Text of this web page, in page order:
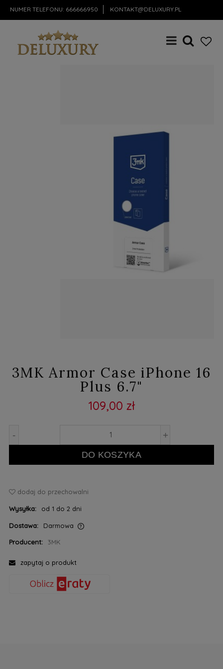
NUMER TELEFONU: 666666950 KONTAKT@DELUXURY.PL
3MK Armor Case iPhone 16
Plus 6.7"
109,00 zł
- +
DO KOSZYKA
dodaj do przechowalni
Wysyłka: od 1 do 2 dni
Dostawa:
Darmowa
Producent:
3MK
zapytaj o produkt